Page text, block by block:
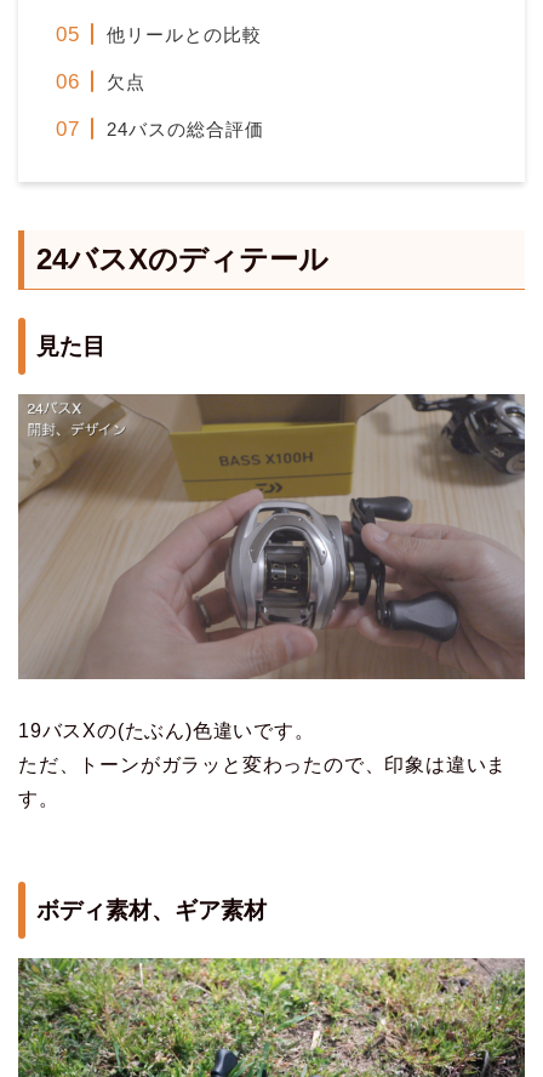
他リールとの比較
欠点
24バスの総合評価
24バスXのディテール
見た目
19バスXの(たぶん)色違いです。
ただ、トーンがガラッと変わったので、印象は違いま
す。
ボディ素材、ギア素材